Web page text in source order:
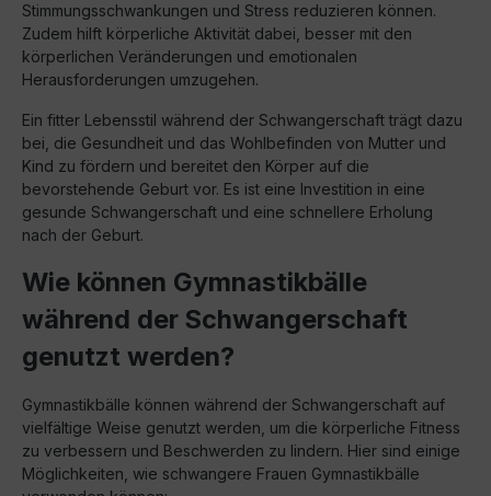
Stimmungsschwankungen und Stress reduzieren können.
Zudem hilft körperliche Aktivität dabei, besser mit den
körperlichen Veränderungen und emotionalen
Herausforderungen umzugehen.
Ein fitter Lebensstil während der Schwangerschaft trägt dazu
bei, die Gesundheit und das Wohlbefinden von Mutter und
Kind zu fördern und bereitet den Körper auf die
bevorstehende Geburt vor. Es ist eine Investition in eine
gesunde Schwangerschaft und eine schnellere Erholung
nach der Geburt.
Wie können Gymnastikbälle
während der Schwangerschaft
genutzt werden?
Gymnastikbälle können während der Schwangerschaft auf
vielfältige Weise genutzt werden, um die körperliche Fitness
zu verbessern und Beschwerden zu lindern. Hier sind einige
Möglichkeiten, wie schwangere Frauen Gymnastikbälle